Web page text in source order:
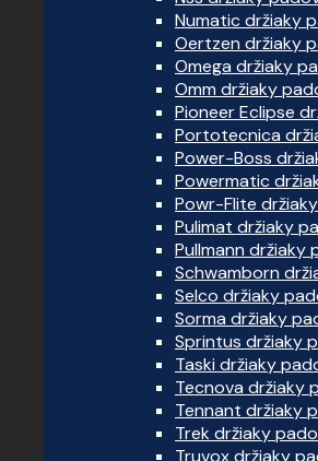
Numatic držiaky
Oertzen držiaky
Omega držiaky
Omm držiaky
Pioneer Eclipse
Portotecnica
Power-Boss
Powermatic
Powr-Flite
Pulimat držiaky
Pullmann držiaky
Schwamborn
Selco držiaky
Sorma držiaky
Sprintus držiaky
Taski držiaky
Tecnova držiaky
Tennant držiaky
Trek držiaky
Truvox držiaky